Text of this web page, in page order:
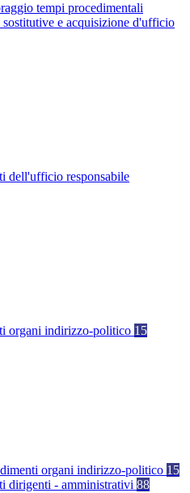
tempi procedimentali
e acquisizione d'ufficio
dell'ufficio responsabile
organi indirizzo-politico 15
organi indirizzo-politico 15
dirigenti - amministrativi 88